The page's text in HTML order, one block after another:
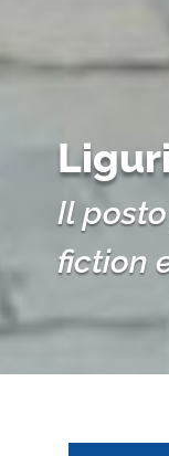
Il
fiction